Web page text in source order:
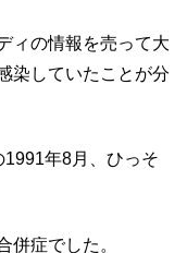
ィの情報を売って大
染していたことが分
年8月、ひっそ
併症でした。